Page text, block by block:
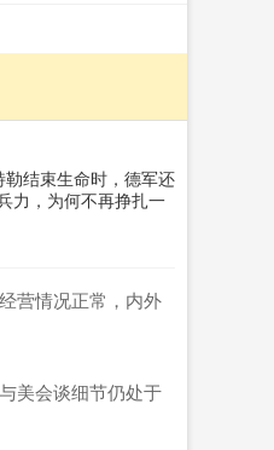
勒结束生命时，德军还
力，为何不再挣扎一
营情况正常，内外
美会谈细节仍处于